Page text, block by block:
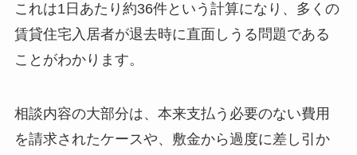
これは1日あたり約36件という計算になり、多くの
賃貸住宅入居者が退去時に直面しうる問題である
ことがわかります。
相談内容の大部分は、本来支払う必要のない費用
を請求されたケースや、敷金から過度に差し引か